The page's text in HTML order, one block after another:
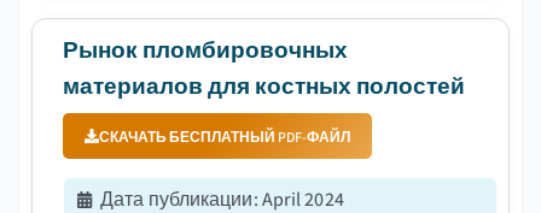
ростом распространенности андрогенетической
Рынок пломбировочных
материалов для костных полостей
СКАЧАТЬ БЕСПЛАТНЫЙ PDF-ФАЙЛ
Дата публикации:April 2024